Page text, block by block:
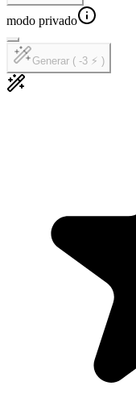
modo privado
Generar ( -3 ⚡ )